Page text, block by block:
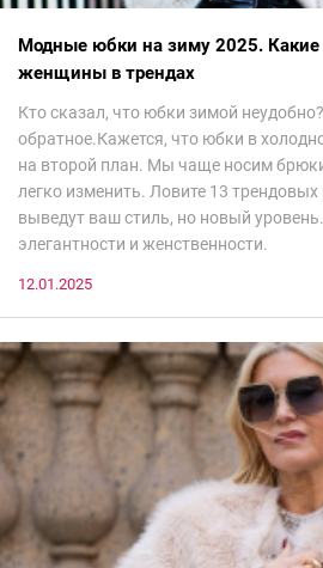
Модные юбки на зиму 2025. Какие
женщины в трендах
Кто сказал, что юбки зимой
обратное.Кажется, что юбки в
на второй план. Мы чаще носим
легко изменить. Ловите 13
выведут ваш стиль, но новый
элегантности и женственности.
12.01.2025